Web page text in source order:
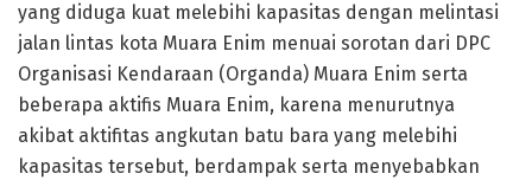
yang diduga kuat melebihi kapasitas dengan melintasi
jalan lintas kota Muara Enim menuai sorotan dari DPC
Organisasi Kendaraan (Organda) Muara Enim serta
beberapa aktifis Muara Enim, karena menurutnya
akibat aktifitas angkutan batu bara yang melebihi
kapasitas tersebut, berdampak serta menyebabkan